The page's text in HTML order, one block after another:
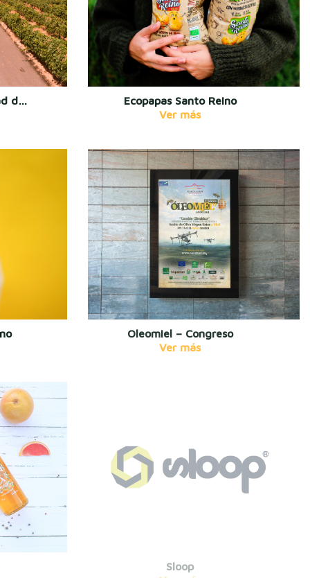
Vídeo Corporativo Heredad de Monteagudo con Dron Ecopapas Santo Reino
Oleomiel – Congreso
Sloop